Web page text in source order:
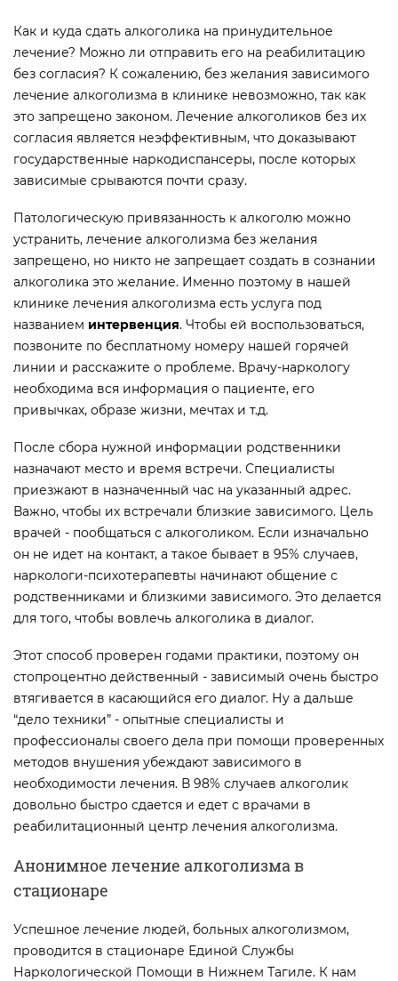
Как и куда сдать алкоголика на принудительное
лечение? Можно ли отправить его на реабилитацию
без согласия? К сожалению, без желания зависимого
лечение алкоголизма в клинике невозможно, так как
это запрещено законом. Лечение алкоголиков без их
согласия является неэффективным, что доказывают
государственные наркодиспансеры, после которых
зависимые срываются почти сразу.
Патологическую привязанность к алкоголю можно
устранить, лечение алкоголизма без желания
запрещено, но никто не запрещает создать в сознании
алкоголика это желание. Именно поэтому в нашей
клинике лечения алкоголизма есть услуга под
названием интервенция. Чтобы ей воспользоваться,
позвоните по бесплатному номеру нашей горячей
линии и расскажите о проблеме. Врачу-наркологу
необходима вся информация о пациенте, его
привычках, образе жизни, мечтах и т.д.
После сбора нужной информации родственники
назначают место и время встречи. Специалисты
приезжают в назначенный час на указанный адрес.
Важно, чтобы их встречали близкие зависимого. Цель
врачей - пообщаться с алкоголиком. Если изначально
он не идет на контакт, а такое бывает в 95% случаев,
наркологи-психотерапевты начинают общение с
родственниками и близкими зависимого. Это делается
для того, чтобы вовлечь алкоголика в диалог.
Этот способ проверен годами практики, поэтому он
стопроцентно действенный - зависимый очень быстро
втягивается в касающийся его диалог. Ну а дальше
“дело техники” - опытные специалисты и
профессионалы своего дела при помощи проверенных
методов внушения убеждают зависимого в
необходимости лечения. В 98% случаев алкоголик
довольно быстро сдается и едет с врачами в
реабилитационный центр лечения алкоголизма.
Анонимное лечение алкоголизма в
стационаре
Успешное лечение людей, больных алкоголизмом,
проводится в стационаре Единой Службы
Наркологической Помощи в Нижнем Тагиле. К нам